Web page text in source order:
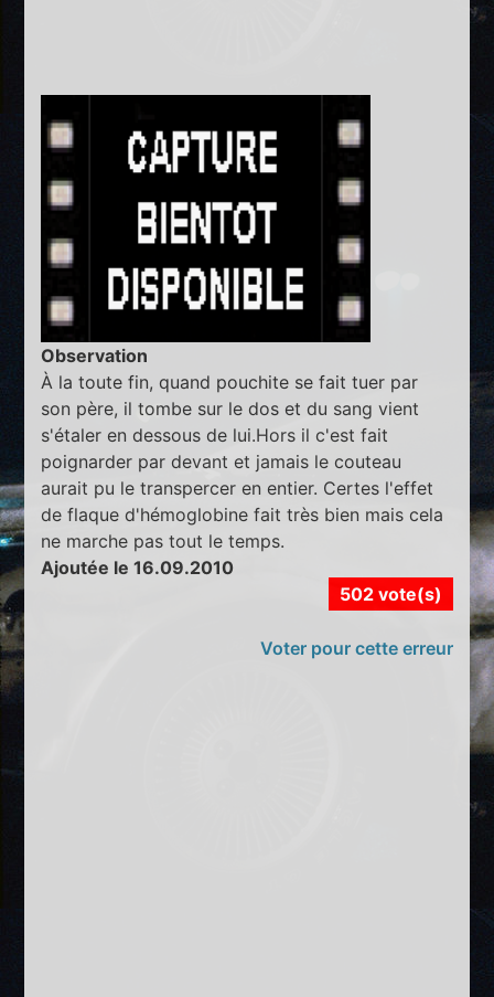
Observation
À la toute fin, quand pouchite se fait tuer par
son père, il tombe sur le dos et du sang vient
s'étaler en dessous de lui.Hors il c'est fait
poignarder par devant et jamais le couteau
aurait pu le transpercer en entier. Certes l'effet
de flaque d'hémoglobine fait très bien mais cela
ne marche pas tout le temps.
Ajoutée le 16.09.2010
502 vote(s)
Voter pour cette erreur